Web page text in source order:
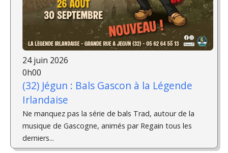
24 juin 2026
0h00
(32) Jégun : Bals Gascon à la Légende
Irlandaise
Ne manquez pas la série de bals Trad, autour de la
musique de Gascogne, animés par Regain tous les
derniers...